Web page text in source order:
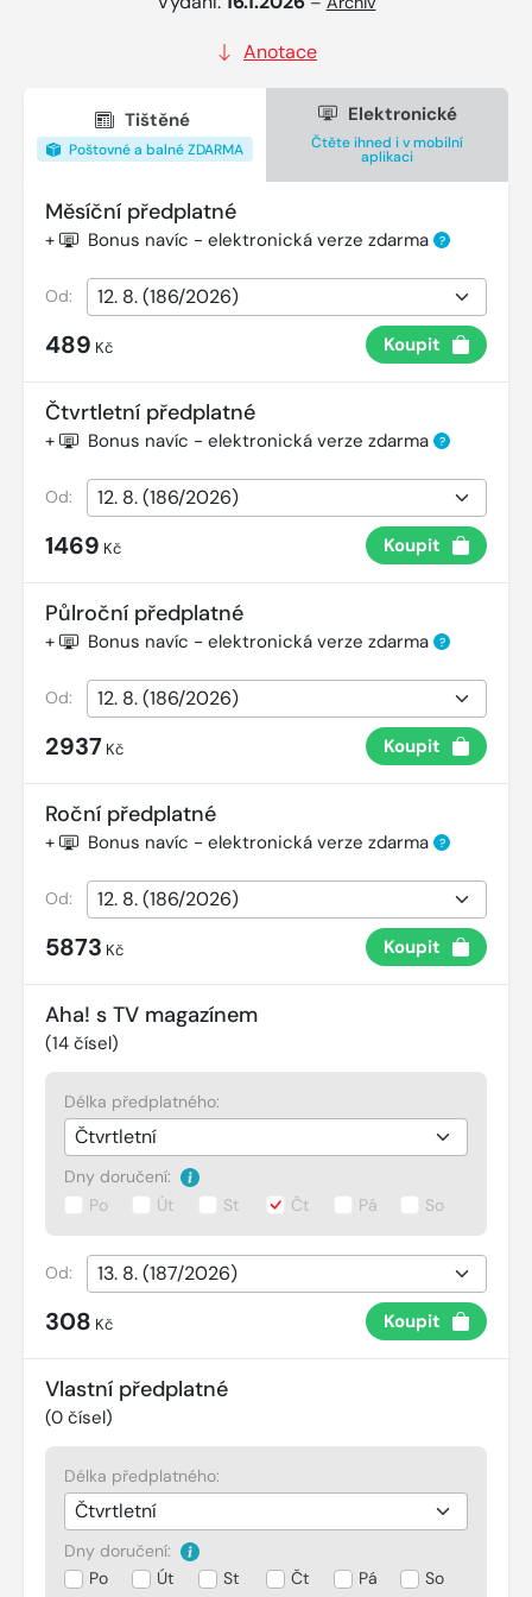
Anotace
Tištěné
Poštovné a balné ZDARMA
Elektronické
Čtěte ihned i v mobilní
aplikaci
Měsíční předplatné
+ Bonus navíc - elektronická verze zdarma ?
Od:
489 Kč Koupit
Čtvrtletní předplatné
+ Bonus navíc - elektronická verze zdarma ?
Od:
1469 Kč Koupit
Půlroční předplatné
+ Bonus navíc - elektronická verze zdarma ?
Od:
2937 Kč Koupit
Roční předplatné
+ Bonus navíc - elektronická verze zdarma ?
Od:
5873 Kč Koupit
Aha! s TV magazínem
(14 čísel)
Délka předplatného:
Dny doručení:
Po
Út St Čt Pá So
Od:
308 Kč Koupit
Vlastní předplatné
(0 čísel)
Délka předplatného:
Dny doručení:
Po
Út St Čt Pá So